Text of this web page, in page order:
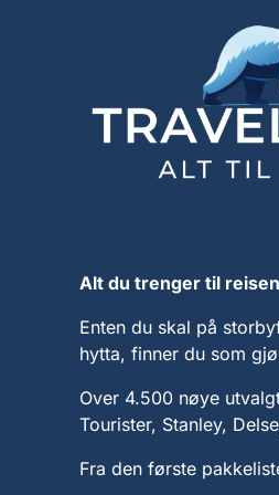
Alt du trenger til
Enten du skal på
hytta, finner du som
Over 4.500 nøye
Tourister, Stanley,
Fra den første